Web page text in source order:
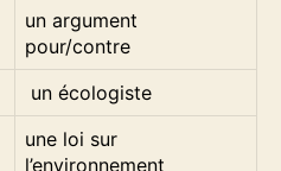
un argument
pour/contre
un écologiste
une loi sur
l’environnement